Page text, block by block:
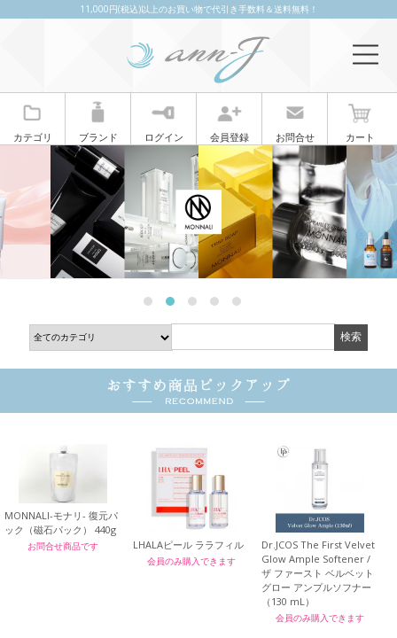
11,000円(税込)以上のお買い物で代引き手数料＆送料無料！
カテゴリ ブランド ログイン 会員登録 お問合せ カート
MONNALI-モナリ- 復元パ
ック（磁石パック） 440g
お問合せ商品です LHALAピール ララフィル
会員のみ購入できます
Dr.JCOS The First Velvet
Glow Ample Softener /
ザ ファースト ベルベット
グロー アンプルソフナー
（130 mL）
会員のみ購入できます